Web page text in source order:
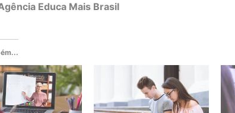
Educa Mais Brasil